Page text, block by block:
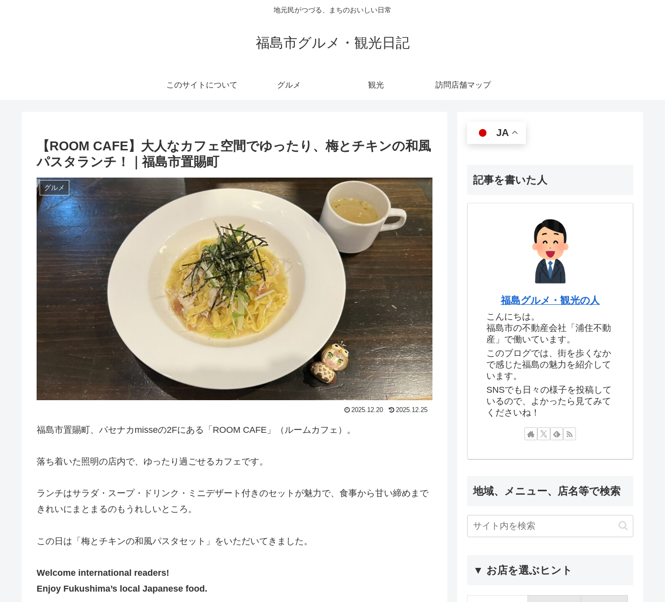
地元民がつづる、まちのおいしい日常
福島市グルメ・観光日記
このサイトについて グルメ 観光 訪問店舗マップ
【ROOM CAFE】大人なカフェ空間でゆったり、梅とチキンの和風
パスタランチ！｜福島市置賜町
グルメ
2025.12.20 2025.12.25
福島市置賜町、パセナカmisseの2Fにある「ROOM CAFE」（ルームカフェ）。
落ち着いた照明の店内で、ゆったり過ごせるカフェです。
ランチはサラダ・スープ・ドリンク・ミニデザート付きのセットが魅力で、食事から甘い締めまで
きれいにまとまるのもうれしいところ。
この日は「梅とチキンの和風パスタセット」をいただいてきました。
Welcome international readers!
Enjoy Fukushima’s local Japanese food.
JA
記事を書いた人
福島グルメ・観光の人
こんにちは。
福島市の不動産会社「浦住不動
産」で働いています。
このブログでは、街を歩くなか
で感じた福島の魅力を紹介して
います。
SNSでも日々の様子を投稿して
いるので、よかったら見てみて
くださいね！
地域、メニュー、店名等で検索
▼ お店を選ぶヒント